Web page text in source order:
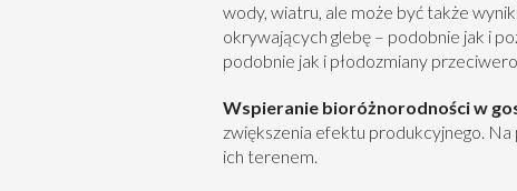
wody, wiatru, ale może być także
okrywających glebę – podobnie jak i
podobnie jak i płodozmiany
Wspieranie bioróżnorodności w
zwiększenia efektu produkcyjnego.
ich terenem.